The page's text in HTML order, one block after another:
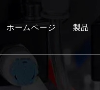
ホームページ 製品